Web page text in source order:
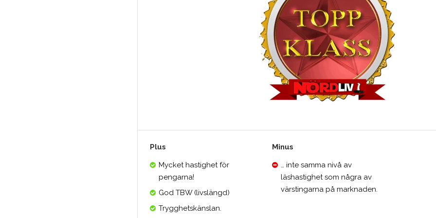
Plus
Mycket hastighet för
pengarna!
God TBW (livslängd)
Trygghetskänslan.
Minus
… inte samma nivå av
läshastighet som några av
värstingarna på marknaden.